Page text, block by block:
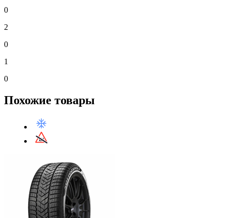
0
2
0
1
0
Похожие товары